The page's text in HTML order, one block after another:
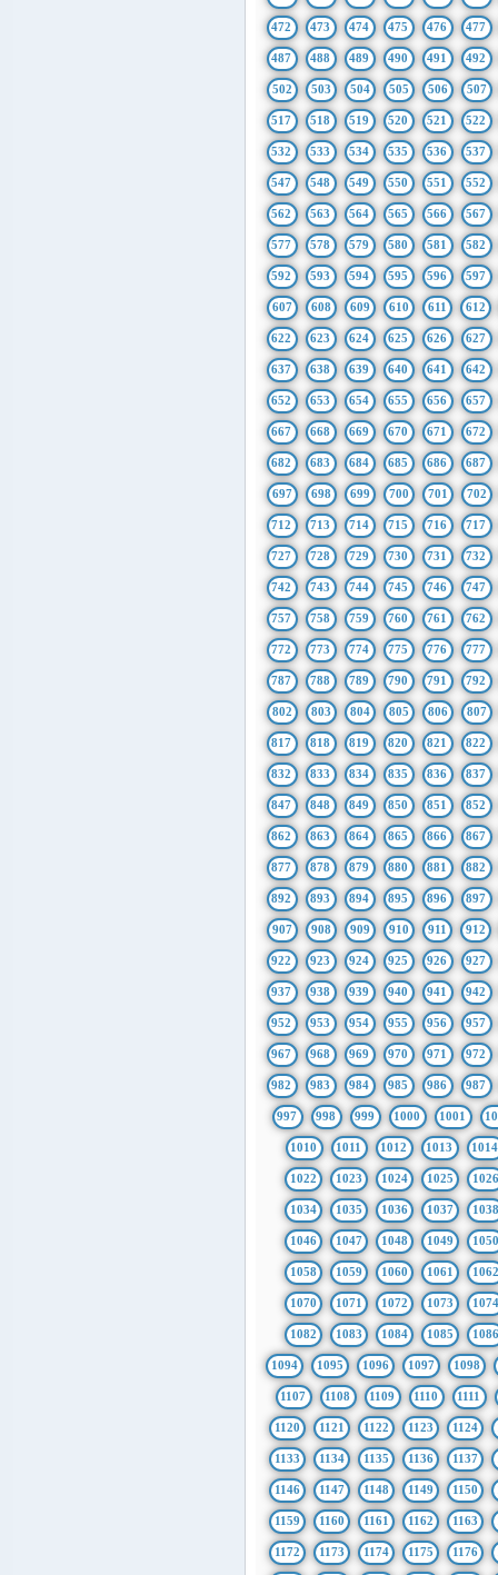
472 473 474 475 476 477
487 488 489 490 491 492
502 503 504 505 506 507
517 518 519 520 521 522
532 533 534 535 536 537
547 548 549 550 551 552
562 563 564 565 566 567
577 578 579 580 581 582
592 593 594 595 596 597
607 608 609 610 611 612
622 623 624 625 626 627
637 638 639 640 641 642
652 653 654 655 656 657
667 668 669 670 671 672
682 683 684 685 686 687
697 698 699 700 701 702
712 713 714 715 716 717
727 728 729 730 731 732
742 743 744 745 746 747
757 758 759 760 761 762
772 773 774 775 776 777
787 788 789 790 791 792
802 803 804 805 806 807
817 818 819 820 821 822
832 833 834 835 836 837
847 848 849 850 851 852
862 863 864 865 866 867
877 878 879 880 881 882
892 893 894 895 896 897
907 908 909 910 911 912
922 923 924 925 926 927
937 938 939 940 941 942
952 953 954 955 956 957
967 968 969 970 971 972
982 983 984 985 986 987
997 998 999 1000 1001
1010 1011 1012 1013 1014
1022 1023 1024 1025 1026
1034 1035 1036 1037 1038
1046 1047 1048 1049 1050
1058 1059 1060 1061 1062
1070 1071 1072 1073 1074
1082 1083 1084 1085 1086
1094 1095 1096 1097 1098
1107 1108 1109 1110 1111
1120 1121 1122 1123 1124
1133 1134 1135 1136 1137
1146 1147 1148 1149 1150
1159 1160 1161 1162 1163
1172 1173 1174 1175 1176